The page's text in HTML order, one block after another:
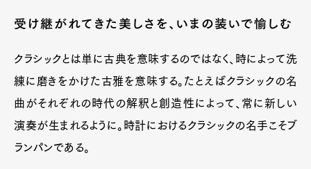
受け継がれてきた美しさを、いまの装いで愉しむ
クラシックとは単に古典を意味するのではなく、時によって洗
練に磨きをかけた古雅を意味する。たとえばクラシックの名
曲がそれぞれの時代の解釈と創造性によって、常に新しい
演奏が生まれるように。時計におけるクラシックの名手こそブ
ランパンである。